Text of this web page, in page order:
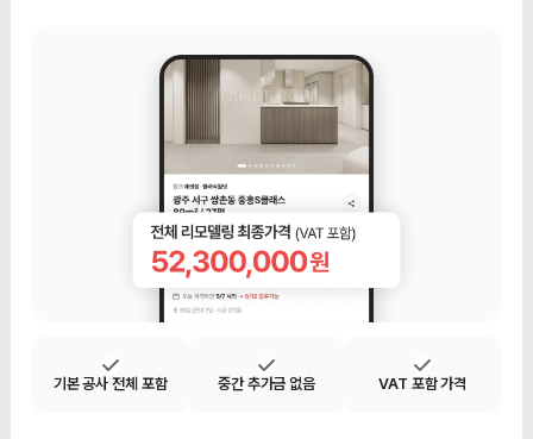
기본 공사 전체 포함 중간 추가금 없음 VAT 포함 가격